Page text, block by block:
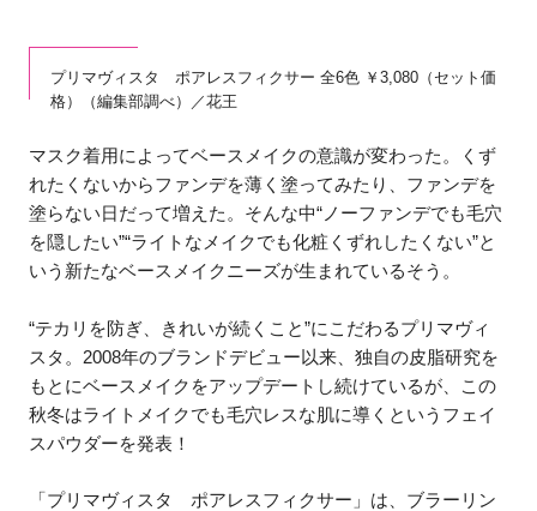
プリマヴィスタ ポアレスフィクサー 全6色 ￥3,080（セット価
格）（編集部調べ）／花王
マスク着用によってベースメイクの意識が変わった。くず
れたくないからファンデを薄く塗ってみたり、ファンデを
塗らない日だって増えた。そんな中“ノーファンデでも毛穴
を隠したい”“ライトなメイクでも化粧くずれしたくない”と
いう新たなベースメイクニーズが生まれているそう。
“テカリを防ぎ、きれいが続くこと”にこだわるプリマヴィ
スタ。2008年のブランドデビュー以来、独自の皮脂研究を
もとにベースメイクをアップデートし続けているが、この
秋冬はライトメイクでも毛穴レスな肌に導くというフェイ
スパウダーを発表！
「プリマヴィスタ ポアレスフィクサー」は、ブラーリン